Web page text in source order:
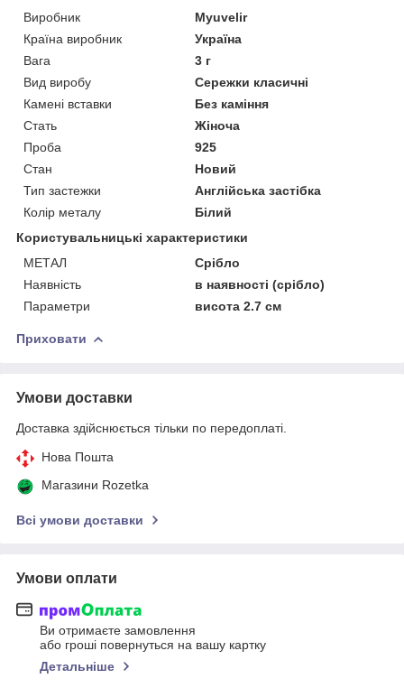
Виробник
Myuvelir
Країна виробник
Україна
Вага
3 г
Вид виробу
Сережки класичні
Камені вставки
Без каміння
Стать
Жіноча
Проба
925
Стан
Новий
Тип застежки
Англійська застібка
Колір металу
Білий
Користувальницькі характеристики
МЕТАЛ
Срібло
Наявність
в наявності (срібло)
Параметри
висота 2.7 см
Приховати
Умови доставки
Доставка здійснюється тільки по передоплаті.
Нова Пошта
Магазини Rozetka
Всі умови доставки
Умови оплати
Ви отримаєте замовлення
або гроші повернуться на вашу картку
Детальніше